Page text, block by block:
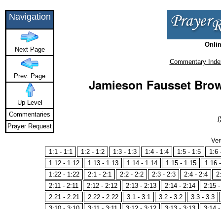
Commentary
Jamieson Fausset
1:1 - 1:1
1:2 - 1:2 1:3 - 1:3 1:4 - 1:4 1:5 - 1:5
1:6
1:12 - 1:12
1:13 - 1:13 1:14 - 1:14 1:15 - 1:15
1:16
1:22 - 1:22
2:1 - 2:1 2:2 - 2:2 2:3 - 2:3 2:4 - 2:4
2:11 - 2:11
2:12 - 2:12 2:13 - 2:13 2:14 - 2:14
2:15
2:21 - 2:21
2:22 - 2:22 3:1 - 3:1 3:2 - 3:2
3:3 - 3:3
Navigation
Next Page
Prev. Page
Up Level
Commentaries
Prayer Request